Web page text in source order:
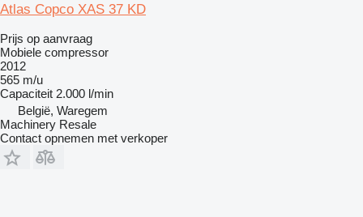
Atlas Copco XAS 37 KD
Prijs op aanvraag
Mobiele compressor
2012
565 m/u
Capaciteit 2.000 l/min
België, Waregem
Machinery Resale
Contact opnemen met verkoper